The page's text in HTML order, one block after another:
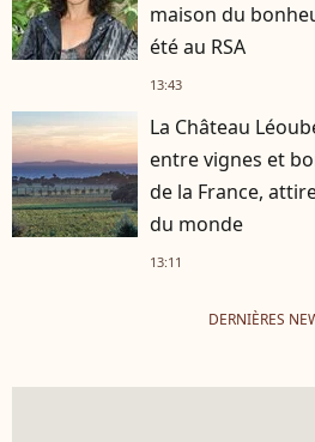
maison du
été au RSA
13:43
La Château
entre vignes et
de la France,
du monde
13:11
DERNIÈRES